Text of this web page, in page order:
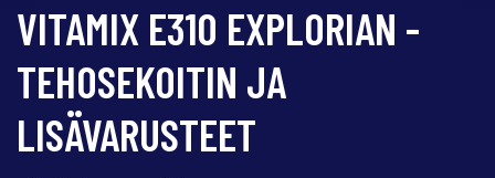
VITAMIX E310 EXPLORIAN -
TEHOSEKOITIN JA
LISÄVARUSTEET